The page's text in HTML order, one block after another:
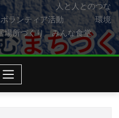
とのつな
ボランティア活動 環境
所づくり みんな食堂